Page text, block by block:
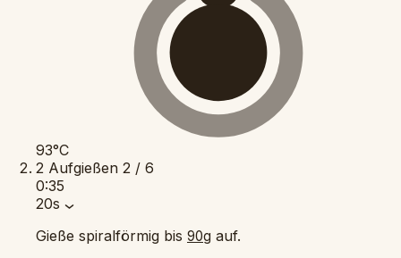
93°C
2 Aufgießen 2 / 6
0:35
20s
Gieße spiralförmig bis 90g auf.